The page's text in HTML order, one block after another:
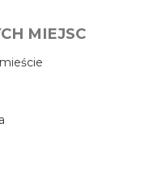
MIEJSC